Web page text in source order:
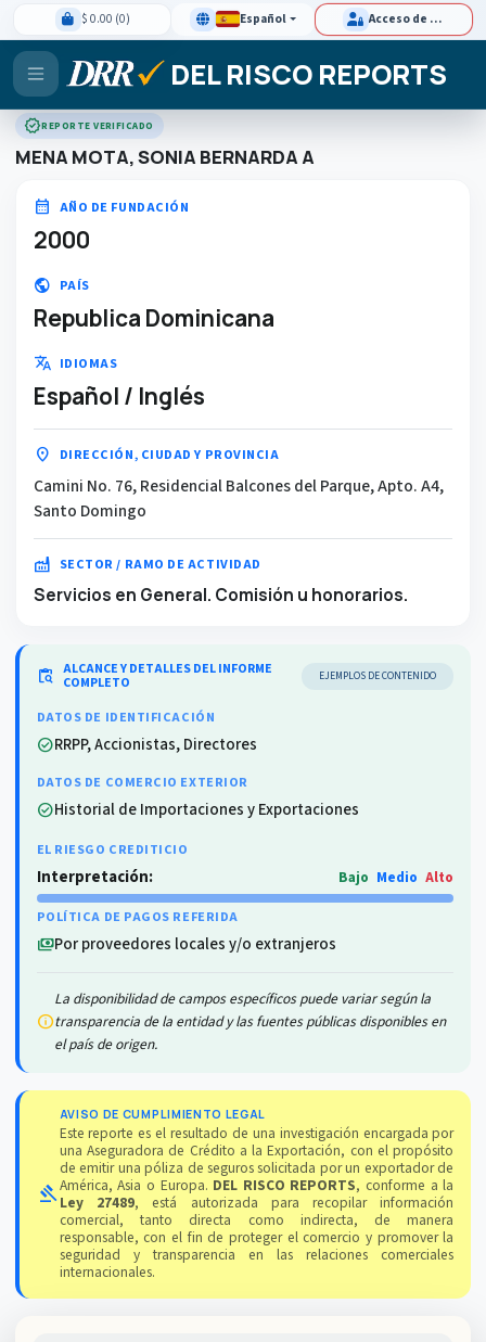
$ 0.00 (0) Español Acceso de clientes
DEL RISCO REPORTS
verifiedREPORTE VERIFICADO
MENA MOTA, SONIA BERNARDA A
calendar_month AÑO DE FUNDACIÓN
2000
public PAÍS
Republica Dominicana
translate IDIOMAS
Español / Inglés
location_on DIRECCIÓN, CIUDAD Y PROVINCIA
Camini No. 76, Residencial Balcones del Parque, Apto. A4,
Santo Domingo
factory SECTOR / RAMO DE ACTIVIDAD
Servicios en General. Comisión u honorarios.
content_paste_search ALCANCE Y DETALLES DEL INFORME
COMPLETO EJEMPLOS DE CONTENIDO
DATOS DE IDENTIFICACIÓN
check_circleRRPP, Accionistas, Directores
DATOS DE COMERCIO EXTERIOR
check_circleHistorial de Importaciones y Exportaciones
EL RIESGO CREDITICIO
Interpretación: Bajo Medio Alto
POLÍTICA DE PAGOS REFERIDA
paymentsPor proveedores locales y/o extranjeros
info
La disponibilidad de campos específicos puede variar según la
transparencia de la entidad y las fuentes públicas disponibles en
el país de origen.
gavel
AVISO DE CUMPLIMIENTO LEGAL
Este reporte es el resultado de una investigación encargada por
una Aseguradora de Crédito a la Exportación, con el propósito
de emitir una póliza de seguros solicitada por un exportador de
América, Asia o Europa. DEL RISCO REPORTS, conforme a la
Ley 27489, está autorizada para recopilar información
comercial, tanto directa como indirecta, de manera
responsable, con el fin de proteger el comercio y promover la
seguridad y transparencia en las relaciones comerciales
internacionales.